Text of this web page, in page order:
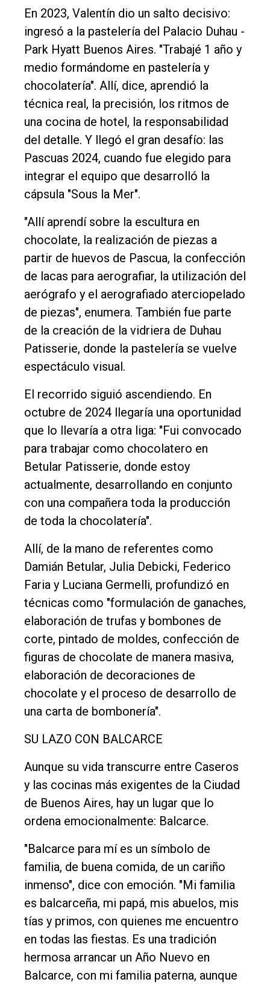
En 2023, Valentín dio un salto decisivo:
ingresó a la pastelería del Palacio Duhau -
Park Hyatt Buenos Aires. "Trabajé 1 año y
medio formándome en pastelería y
chocolatería". Allí, dice, aprendió la
técnica real, la precisión, los ritmos de
una cocina de hotel, la responsabilidad
del detalle. Y llegó el gran desafío: las
Pascuas 2024, cuando fue elegido para
integrar el equipo que desarrolló la
cápsula "Sous la Mer".
"Allí aprendí sobre la escultura en
chocolate, la realización de piezas a
partir de huevos de Pascua, la confección
de lacas para aerografiar, la utilización del
aerógrafo y el aerografiado aterciopelado
de piezas", enumera. También fue parte
de la creación de la vidriera de Duhau
Patisserie, donde la pastelería se vuelve
espectáculo visual.
El recorrido siguió ascendiendo. En
octubre de 2024 llegaría una oportunidad
que lo llevaría a otra liga: "Fui convocado
para trabajar como chocolatero en
Betular Patisserie, donde estoy
actualmente, desarrollando en conjunto
con una compañera toda la producción
de toda la chocolatería".
Allí, de la mano de referentes como
Damián Betular, Julia Debicki, Federico
Faria y Luciana Germelli, profundizó en
técnicas como "formulación de ganaches,
elaboración de trufas y bombones de
corte, pintado de moldes, confección de
figuras de chocolate de manera masiva,
elaboración de decoraciones de
chocolate y el proceso de desarrollo de
una carta de bombonería".
SU LAZO CON BALCARCE
Aunque su vida transcurre entre Caseros
y las cocinas más exigentes de la Ciudad
de Buenos Aires, hay un lugar que lo
ordena emocionalmente: Balcarce.
"Balcarce para mí es un símbolo de
familia, de buena comida, de un cariño
inmenso", dice con emoción. "Mi familia
es balcarceña, mi papá, mis abuelos, mis
tías y primos, con quienes me encuentro
en todas las fiestas. Es una tradición
hermosa arrancar un Año Nuevo en
Balcarce, con mi familia paterna, aunque